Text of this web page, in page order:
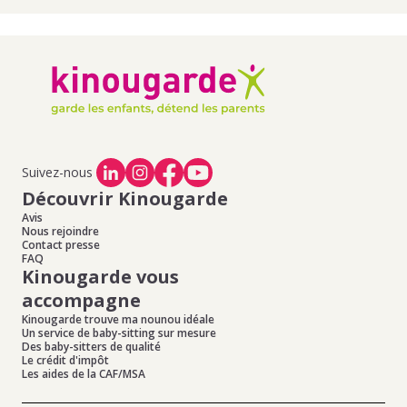
Suivez-nous
Découvrir Kinougarde
Avis
Nous rejoindre
Contact presse
FAQ
Kinougarde vous
accompagne
Kinougarde trouve ma nounou idéale
Un service de baby-sitting sur mesure
Des baby-sitters de qualité
Le crédit d'impôt
Les aides de la CAF/MSA